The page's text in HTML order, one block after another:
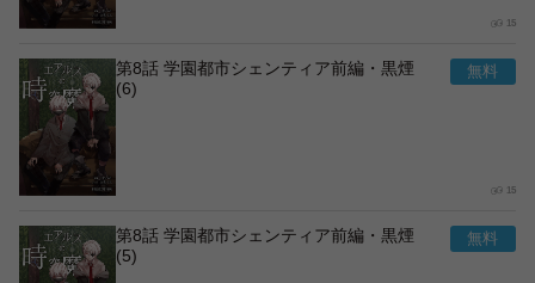
15
第8話 学園都市シェンティア前編・黒煙
(6)
15
第8話 学園都市シェンティア前編・黒煙
(5)